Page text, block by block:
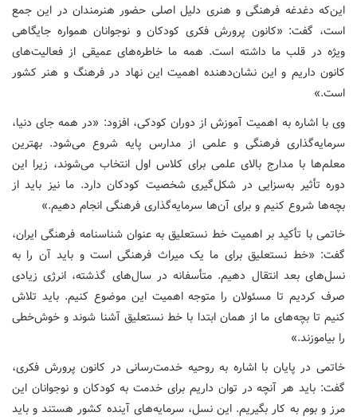
این‌که دغدغه فرهنگی و هنری دلیل اصلی حضور هنرمندان در این جمع
است، گفت: «کانون پرورش فکری کودکان و نوجوانان همواره جایگاهی
ویژه در قلب ما داشته است. همه ما خاطره‌های عمیقی از فعالیت‌های
کانون داریم و این نشان‌دهنده اهمیت این نهاد در فرهنگ و هنر کشور
است.»
وی با اشاره به اهمیت آموزش از دوران کودکی، افزود: «در همه جای دنیا،
سرمایه‌گذاری فرهنگی و علمی از مدارس پایه شروع می‌شود. بهترین
معلم‌ها با مدارج بالای علمی برای کلاس اول انتخاب می‌شوند، زیرا این
دوره تأثیر به‌سزایی در شکل‌گیری شخصیت کودکان دارد. ما نیز باید از
بچه‌ها شروع کنیم و برای آن‌ها سرمایه‌گذاری فرهنگی انجام دهیم.»
خاتمی با تأکید بر اهمیت خط نستعلیق به عنوان شناسنامه فرهنگی ایران،
گفت: «خط نستعلیق برای ما یک میراث فرهنگی است و باید آن را به
نسل‌های بعد انتقال دهیم. متأسفانه در سال‌های گذشته، انرژی زیادی
صرف کردیم تا مسئولان را متوجه اهمیت این موضوع کنیم. باید تلاش
کنیم تا بچه‌های ما از همان ابتدا با خط نستعلیق آشنا شوند و خوش‌خطی
را بیاموزند.»
خاتمی در پایان با اشاره به روحیه خدمت‌رسانی در کانون پرورش فکری،
گفت: باید هر آنچه در توان داریم برای خدمت به کودکان و نوجوانان این
مرز و بوم به کار بگیریم. این نسل، سرمایه‌های آینده کشور هستند و باید